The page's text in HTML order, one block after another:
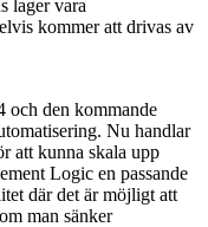
lager vara
kommer att drivas av
och den kommande
Nu handlar
att kunna skala upp
Logic en passande
där det är möjligt att
man sänker